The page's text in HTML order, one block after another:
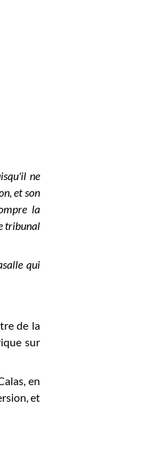
ne
et son
la
tribunal
qui
de la
sur
en
et